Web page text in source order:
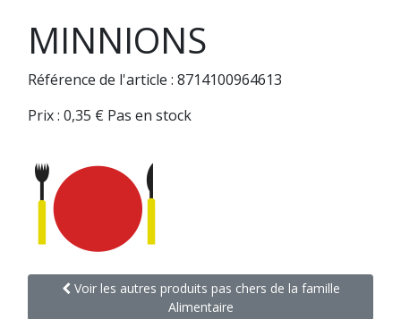
MINNIONS
Référence de l'article : 8714100964613
Prix : 0,35 € Pas en stock
Voir les autres produits pas chers de la famille
Alimentaire